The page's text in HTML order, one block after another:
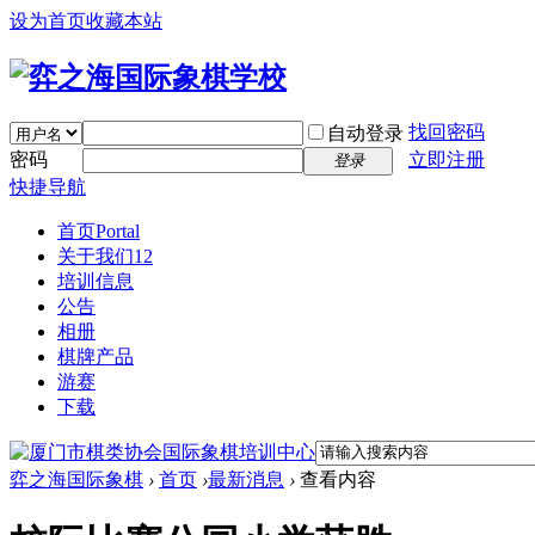
设为首页收藏本站
自动登录 找回密码
密码
登录
立即注册
快捷导航
首页Portal
关于我们12
培训信息
公告
相册
棋牌产品
游赛
下载
弈之海国际象棋 › 首页 ›最新消息 › 查看内容